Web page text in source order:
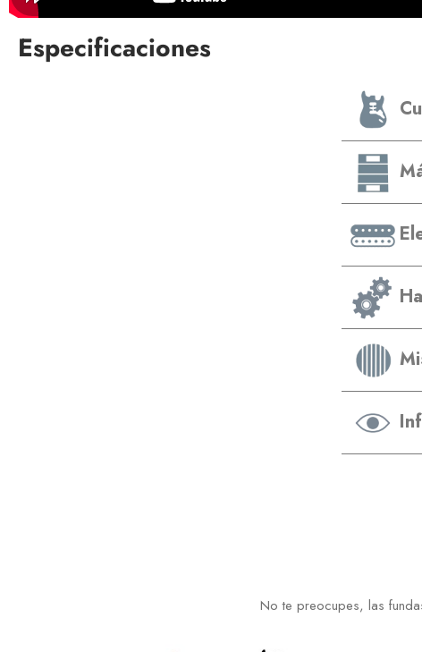
Especificaciones
No te preocupes, las